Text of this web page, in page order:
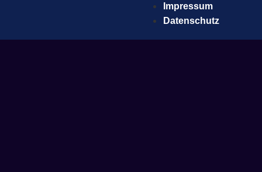
Impressum
Datenschutz